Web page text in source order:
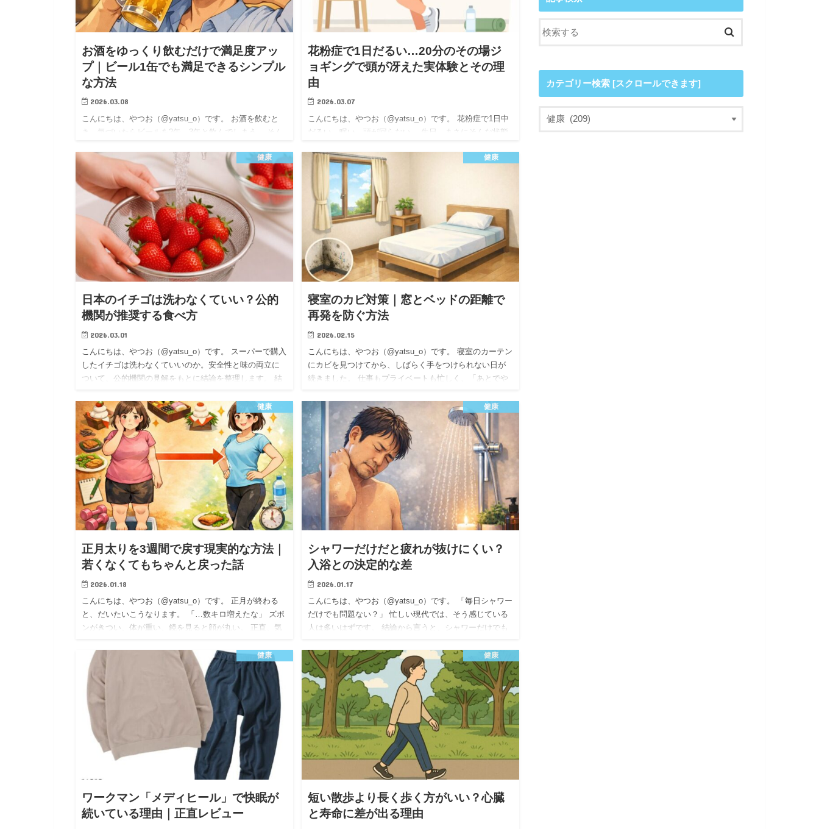
お酒をゆっくり飲むだけで満足度アッ
プ｜ビール1缶でも満足できるシンプル
な方法
2026.03.08
こんにちは、やつお（@yatsu_o）です。 お酒を飲むと
き、気づいたらビールを2缶、3缶と飲んでしまう。 そん
りも飲むスピードに大きく左右されます。 飲むスピード
をゆ…
花粉症で1日だるい…20分のその場ジ
ョギングで頭が冴えた実体験とその理
由
2026.03.07
こんにちは、やつお（@yatsu_o）です。 花粉症で1日中
だるい。眠い。頭が回らない。 先日、まさにそんな状態
ング」を行ったところ、驚くほど頭が冴えました。 体感
健康
日本のイチゴは洗わなくていい？公的
機関が推奨する食べ方
2026.03.01
こんにちは、やつお（@yatsu_o）です。 スーパーで購入
したイチゴは洗わなくていいのか。安全性と味の両立に
ついて、公的機関の見解をもとに結論を整理します。 結
洗うこと…
健康
寝室のカビ対策｜窓とベッドの距離で
再発を防ぐ方法
2026.02.15
こんにちは、やつお（@yatsu_o）です。 寝室のカーテン
にカビを見つけてから、しばらく手をつけられない日が
続きました。 仕事もプライベートも忙しく、「あとでや
健康
正月太りを3週間で戻す現実的な方法｜
若くなくてもちゃんと戻った話
2026.01.18
こんにちは、やつお（@yatsu_o）です。 正月が終わる
と、だいたいこうなります。 「…数キロ増えたな」 ズボ
ンがきつい、体が重い、鏡を見ると顔が丸い。 正直、気
ち…
健康
シャワーだけだと疲れが抜けにくい？
入浴との決定的な差
2026.01.17
こんにちは、やつお（@yatsu_o）です。 「毎日シャワー
だけでも問題ない？」 忙しい現代では、そう感じている
人は多いはずです。 結論から言うと、シャワーだけでも
ワー…
健康
ワークマン「メディヒール」で快眠が
続いている理由｜正直レビュー
健康
短い散歩より長く歩く方がいい？心臓
と寿命に差が出る理由
カテゴリー検索 [スクロールできます]